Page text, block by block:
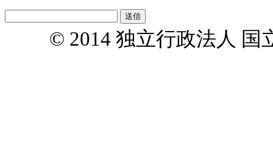
© 2014 独立行政法人 国